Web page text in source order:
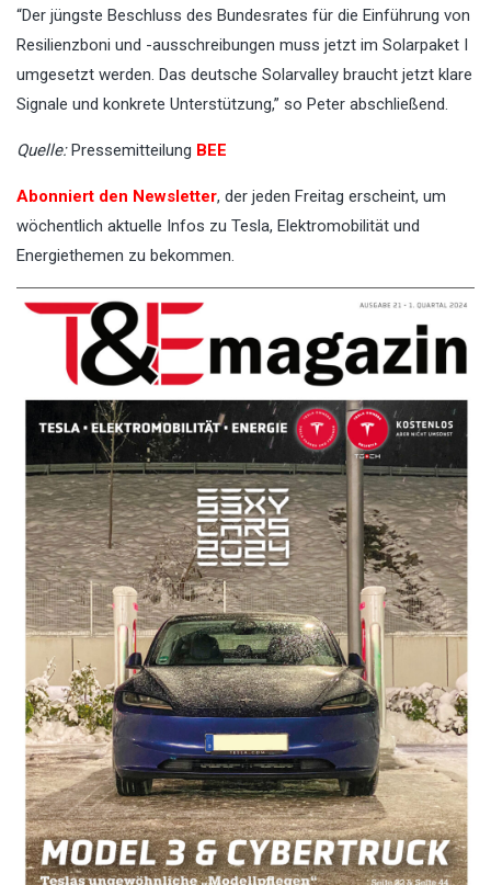
“Der jüngste Beschluss des Bundesrates für die Einführung von
Resilienzboni und -ausschreibungen muss jetzt im Solarpaket I
umgesetzt werden. Das deutsche Solarvalley braucht jetzt klare
Signale und konkrete Unterstützung,” so Peter abschließend.
Quelle:Pressemitteilung BEE
Abonniert den Newsletter, der jeden Freitag erscheint, um
wöchentlich aktuelle Infos zu Tesla, Elektromobilität und
Energiethemen zu bekommen.